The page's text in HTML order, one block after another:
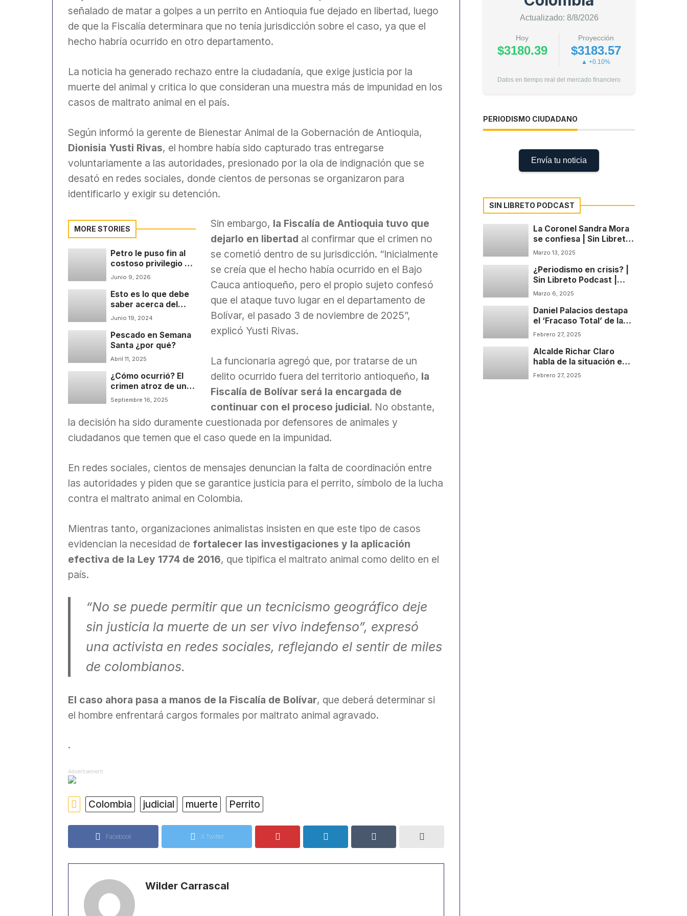
señalado de matar a golpes a un perrito en Antioquia fue dejado en libertad, luego
de que la Fiscalía determinara que no tenía jurisdicción sobre el caso, ya que el
hecho habría ocurrido en otro departamento.
La noticia ha generado rechazo entre la ciudadanía, que exige justicia por la
muerte del animal y critica lo que consideran una muestra más de impunidad en los
casos de maltrato animal en el país.
Según informó la gerente de Bienestar Animal de la Gobernación de Antioquia,
Dionisia Yusti Rivas, el hombre había sido capturado tras entregarse
voluntariamente a las autoridades, presionado por la ola de indignación que se
desató en redes sociales, donde cientos de personas se organizaron para
identificarlo y exigir su detención.
MORE STORIES
Petro le puso fin al
costoso privilegio de
Uribe
Junio 9, 2026
Esto es lo que debe
saber acerca del
pago de la prima de
Junio 19, 2024
Pescado en Semana
Santa ¿por qué?
Abril 11, 2025
¿Cómo ocurrió? El
crimen atroz de una
niña de 9 años en
padrastro
Septiembre 16, 2025
Sin embargo, la Fiscalía de Antioquia tuvo que
dejarlo en libertad al confirmar que el crimen no
se cometió dentro de su jurisdicción. “Inicialmente
se creía que el hecho había ocurrido en el Bajo
Cauca antioqueño, pero el propio sujeto confesó
que el ataque tuvo lugar en el departamento de
Bolívar, el pasado 3 de noviembre de 2025”,
explicó Yusti Rivas.
La funcionaria agregó que, por tratarse de un
delito ocurrido fuera del territorio antioqueño, la
Fiscalía de Bolívar será la encargada de
continuar con el proceso judicial. No obstante,
la decisión ha sido duramente cuestionada por defensores de animales y
ciudadanos que temen que el caso quede en la impunidad.
En redes sociales, cientos de mensajes denuncian la falta de coordinación entre
las autoridades y piden que se garantice justicia para el perrito, símbolo de la lucha
contra el maltrato animal en Colombia.
Mientras tanto, organizaciones animalistas insisten en que este tipo de casos
evidencian la necesidad de fortalecer las investigaciones y la aplicación
efectiva de la Ley 1774 de 2016, que tipifica el maltrato animal como delito en el
país.
“No se puede permitir que un tecnicismo geográfico deje
sin justicia la muerte de un ser vivo indefenso”, expresó
una activista en redes sociales, reflejando el sentir de miles
de colombianos.
El caso ahora pasa a manos de la Fiscalía de Bolívar, que deberá determinar si
el hombre enfrentará cargos formales por maltrato animal agravado.
.
Advertisement
Colombia judicial muerte Perrito
Facebook X Twitter
Wilder Carrascal
Actualizado: 8/8/2026
Hoy
$3180.39
Proyección
$3183.57
▲ +0.10%
Datos en tiempo real del mercado financiero
PERIODISMO CIUDADANO
Envía tu noticia
SIN LIBRETO PODCAST
La Coronel Sandra Mora
se confiesa | Sin Libreto
Podcast | Temp: 1 Cap: 4
Marzo 13, 2025
¿Periodismo en crisis? |
Sin Libreto Podcast |
Temp: 1 Cap: 3
Marzo 6, 2025
Daniel Palacios destapa
el ‘Fracaso Total’ de la
Paz de Petro | Sin Libreto
Febrero 27, 2025
Alcalde Richar Claro
habla de la situación en
Tibú y el Catatumbo | Sin
Febrero 27, 2025